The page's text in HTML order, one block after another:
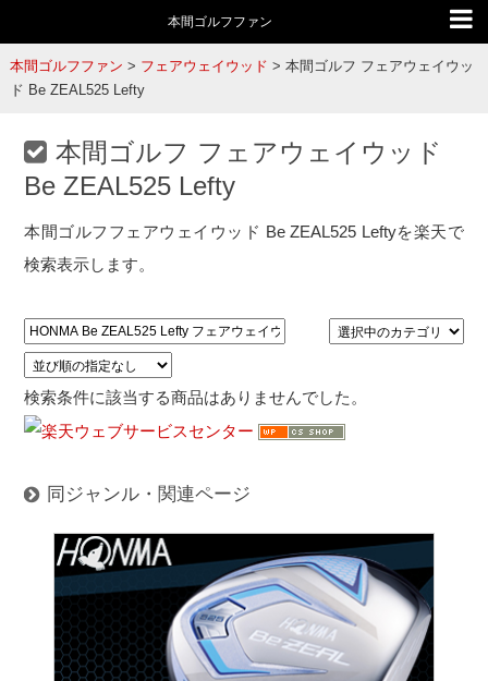
本間ゴルフファン
本間ゴルフファン > フェアウェイウッド > 本間ゴルフ フェアウェイウッ
ド Be ZEAL525 Lefty
本間ゴルフ フェアウェイウッド
Be ZEAL525 Lefty
本間ゴルフフェアウェイウッド Be ZEAL525 Leftyを楽天で
検索表示します。
検索条件に該当する商品はありませんでした。
同ジャンル・関連ページ